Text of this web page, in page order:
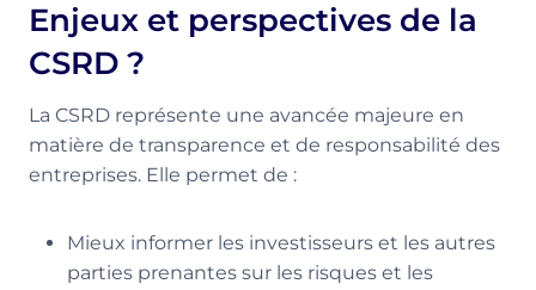
Enjeux et perspectives de la
CSRD ?
La CSRD représente une avancée majeure en
matière de transparence et de responsabilité des
entreprises. Elle permet de :
Mieux informer les investisseurs et les autres
parties prenantes sur les risques et les